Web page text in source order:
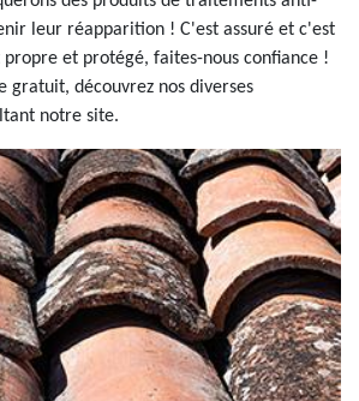
leur réapparition ! C'est assuré et c'est
et protégé, faites-nous confiance !
gratuit, découvrez nos diverses
notre site.